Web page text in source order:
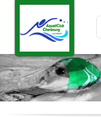
Panneau de gestion